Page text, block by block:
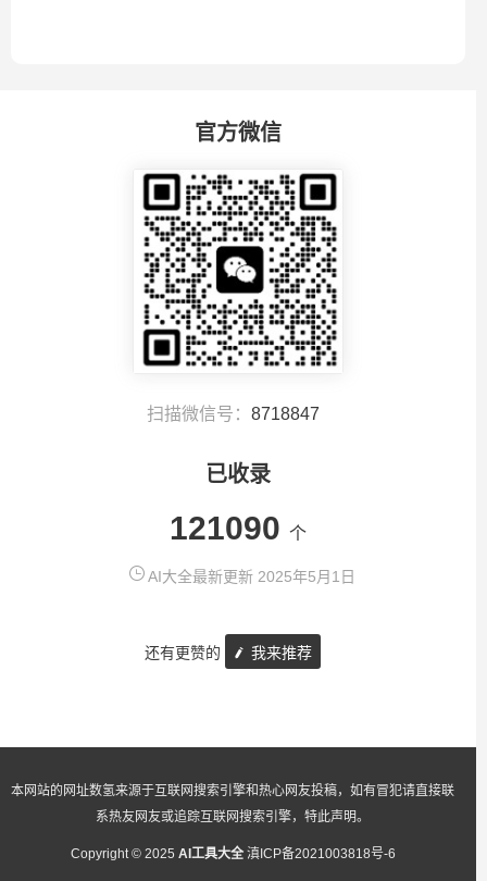
官方微信
扫描微信号： 8718847
已收录
121090 个
AI大全最新更新 2025年5月1日
还有更赞的 我来推荐
本网站的网址数氢来源于互联网搜索引擎和热心网友投稿，如有冒犯请直接联
系热友网友或追踪互联网搜索引擎，特此声明。
Copyright © 2025 AI工具大全 滇ICP备2021003818号-6